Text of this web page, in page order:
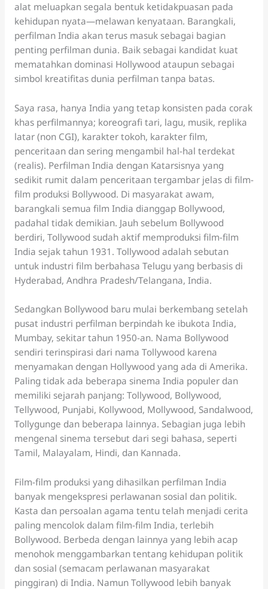
alat meluapkan segala bentuk ketidakpuasan pada
kehidupan nyata—melawan kenyataan. Barangkali,
perfilman India akan terus masuk sebagai bagian
penting perfilman dunia. Baik sebagai kandidat kuat
mematahkan dominasi Hollywood ataupun sebagai
simbol kreatifitas dunia perfilman tanpa batas.
Saya rasa, hanya India yang tetap konsisten pada corak
khas perfilmannya; koreografi tari, lagu, musik, replika
latar (non CGI), karakter tokoh, karakter film,
penceritaan dan sering mengambil hal-hal terdekat
(realis). Perfilman India dengan Katarsisnya yang
sedikit rumit dalam penceritaan tergambar jelas di film-
film produksi Bollywood. Di masyarakat awam,
barangkali semua film India dianggap Bollywood,
padahal tidak demikian. Jauh sebelum Bollywood
berdiri, Tollywood sudah aktif memproduksi film-film
India sejak tahun 1931. Tollywood adalah sebutan
untuk industri film berbahasa Telugu yang berbasis di
Hyderabad, Andhra Pradesh/Telangana, India.
Sedangkan Bollywood baru mulai berkembang setelah
pusat industri perfilman berpindah ke ibukota India,
Mumbay, sekitar tahun 1950-an. Nama Bollywood
sendiri terinspirasi dari nama Tollywood karena
menyamakan dengan Hollywood yang ada di Amerika.
Paling tidak ada beberapa sinema India populer dan
memiliki sejarah panjang: Tollywood, Bollywood,
Tellywood, Punjabi, Kollywood, Mollywood, Sandalwood,
Tollygunge dan beberapa lainnya. Sebagian juga lebih
mengenal sinema tersebut dari segi bahasa, seperti
Tamil, Malayalam, Hindi, dan Kannada.
Film-film produksi yang dihasilkan perfilman India
banyak mengekspresi perlawanan sosial dan politik.
Kasta dan persoalan agama tentu telah menjadi cerita
paling mencolok dalam film-film India, terlebih
Bollywood. Berbeda dengan lainnya yang lebih acap
menohok menggambarkan tentang kehidupan politik
dan sosial (semacam perlawanan masyarakat
pinggiran) di India. Namun Tollywood lebih banyak